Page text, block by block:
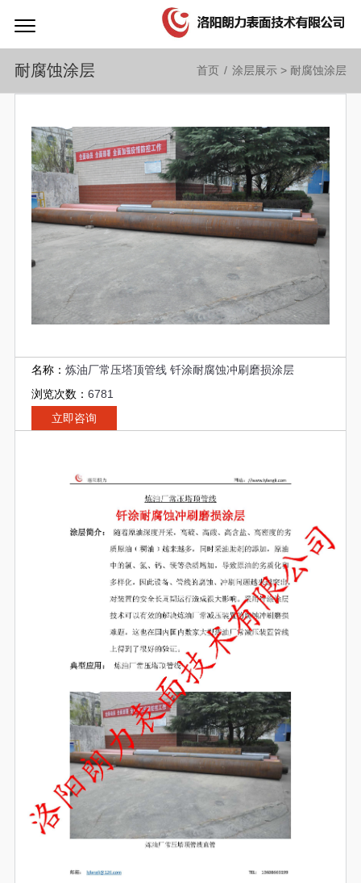
耐腐蚀涂层 首页 / 涂层展示 > 耐腐蚀涂层
名称： 炼油厂常压塔顶管线 钎涂耐腐蚀冲刷磨损涂层
浏览次数： 6781
立即咨询